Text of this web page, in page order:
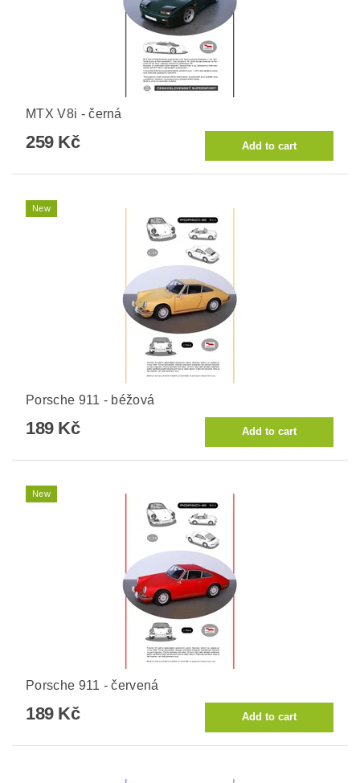
MTX V8i - černá
259 Kč
New
Porsche 911 - béžová
189 Kč
New
Porsche 911 - červená
189 Kč